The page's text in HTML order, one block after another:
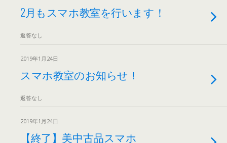
2月もスマホ教室を行います！
返答なし
2019年1月24日
スマホ教室のお知らせ！
返答なし
2019年1月24日
【終了】美中古品スマホ